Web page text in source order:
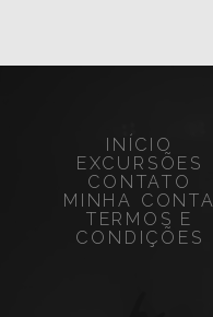
INÍCIO
EXCURSÕES
CONTATO
MINHA CONTA
TERMOS E
CONDIÇÕES